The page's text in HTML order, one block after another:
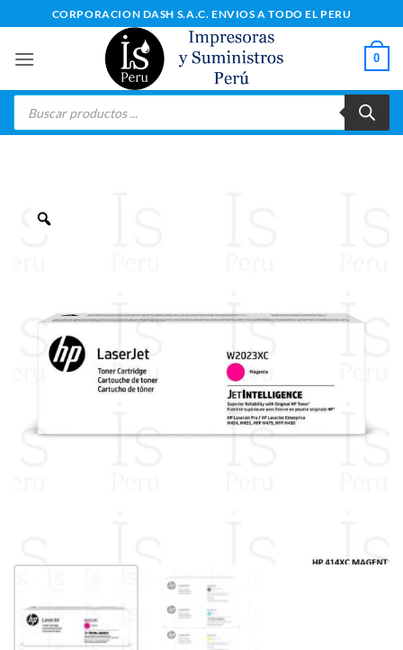
al
contenido
CORPORACION DASH S.A.C. ENVIOS A TODO EL PERU
0
Búsqueda